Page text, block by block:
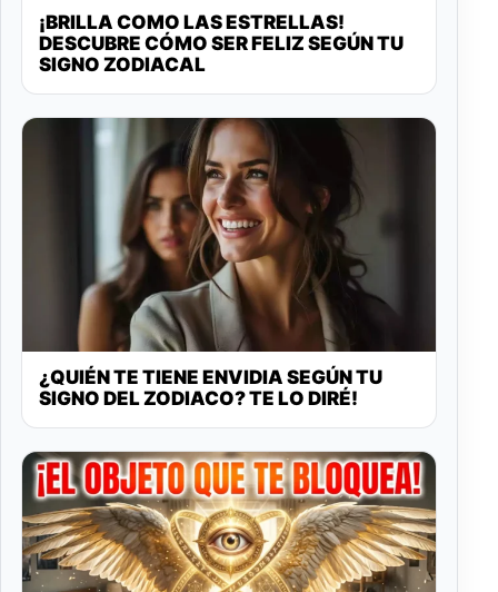
¡BRILLA COMO LAS ESTRELLAS!
DESCUBRE CÓMO SER FELIZ SEGÚN TU
SIGNO ZODIACAL
¿QUIÉN TE TIENE ENVIDIA SEGÚN TU
SIGNO DEL ZODIACO? TE LO DIRÉ!